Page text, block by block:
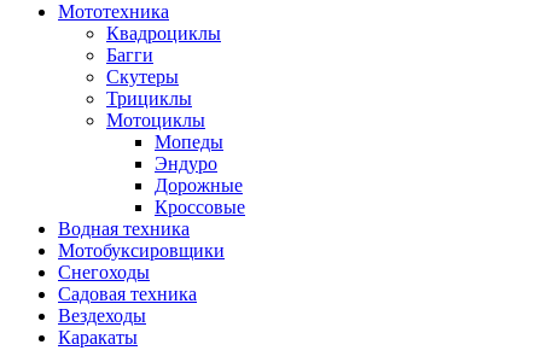
Мототехника
Квадроциклы
Багги
Скутеры
Трициклы
Мотоциклы
Мопеды
Эндуро
Дорожные
Кроссовые
Водная техника
Мотобуксировщики
Снегоходы
Садовая техника
Вездеходы
Каракаты